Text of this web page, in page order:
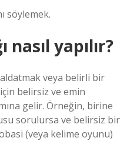
söylemek.
nasıl yapılır?
aldatmak veya belirli bir
belirsiz ve emin
gelir. Örneğin, birine
sorulursa ve belirsiz bir
(veya kelime oyunu)